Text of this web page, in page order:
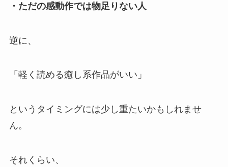
・ただの感動作では物足りない人
逆に、
「軽く読める癒し系作品がいい」
というタイミングには少し重たいかもしれませ
ん。
それくらい、